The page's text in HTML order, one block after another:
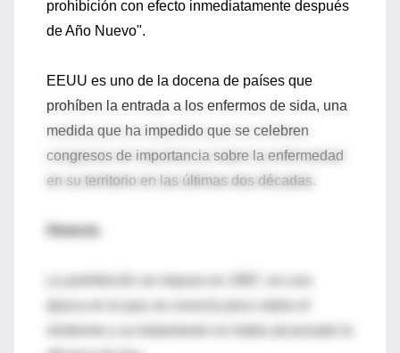
prohibición con efecto inmediatamente después
de Año Nuevo".
EEUU es uno de la docena de países que
prohíben la entrada a los enfermos de sida, una
medida que ha impedido que se celebren
congresos de importancia sobre la enfermedad
en su territorio en las últimas dos décadas.
Historia